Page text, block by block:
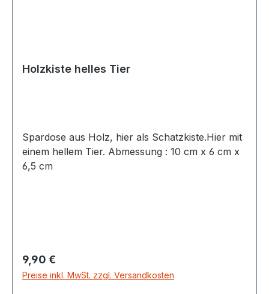
Holzkiste helles Tier
Spardose aus Holz, hier als Schatzkiste.Hier mit
einem hellem Tier. Abmessung : 10 cm x 6 cm x
6,5 cm
Regulärer Preis:
9,90 €
Preise inkl. MwSt. zzgl. Versandkosten